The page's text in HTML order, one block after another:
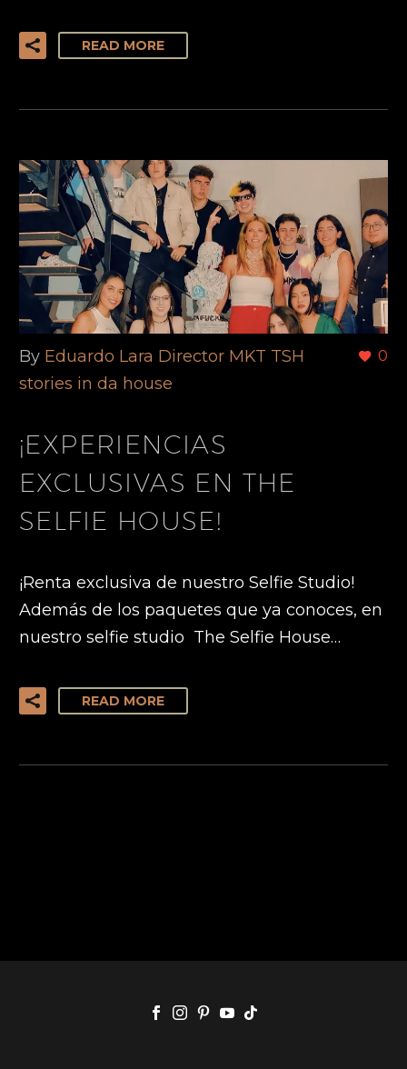
READ MORE
0
By Eduardo Lara Director MKT TSH
stories in da house
¡EXPERIENCIAS
EXCLUSIVAS EN THE
SELFIE HOUSE!
¡Renta exclusiva de nuestro Selfie Studio!
Además de los paquetes que ya conoces, en
nuestro selfie studio The Selfie House…
READ MORE